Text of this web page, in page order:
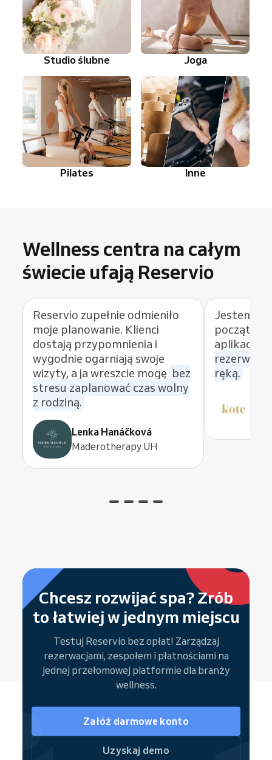
Studio ślubne Joga
Pilates Inne
Wellness centra na całym
świecie ufają Reservio
Reservio zupełnie odmieniło
moje planowanie. Klienci
dostają przypomnienia i
wygodnie ogarniają swoje
wizyty, a ja wreszcie mogę bez
stresu zaplanować czas wolny
z rodziną.
Lenka Hanáčková
Maderotherapy UH
Jestem z
początku i
aplikację.
ręką.
Chcesz rozwijać spa? Zrób
to łatwiej w jednym miejscu
Testuj Reservio bez opłat! Zarządzaj
rezerwacjami, zespołem i płatnościami na
jednej przełomowej platformie dla branży
wellness.
Załóż darmowe konto
Uzyskaj demo